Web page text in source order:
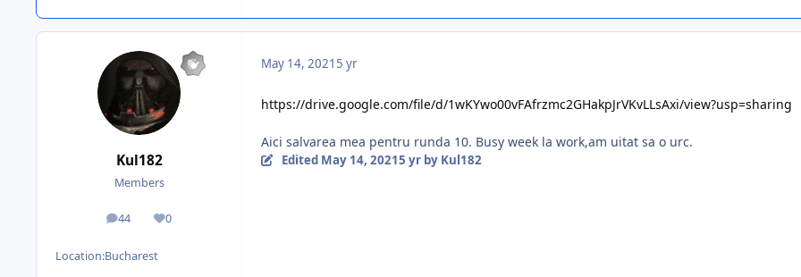
Kul182
Members
44
posts 0
Reputation
Location:Bucharest
May 14, 2021 5 yr
https://drive.google.com/file/d/1wKYwo00vFAfrzmc2GHakpJrVKvLLsAxi/view?usp=sharing
Aici salvarea mea pentru runda 10. Busy week la work,am uitat sa o urc.
Edited May 14, 20215 yrby Kul182